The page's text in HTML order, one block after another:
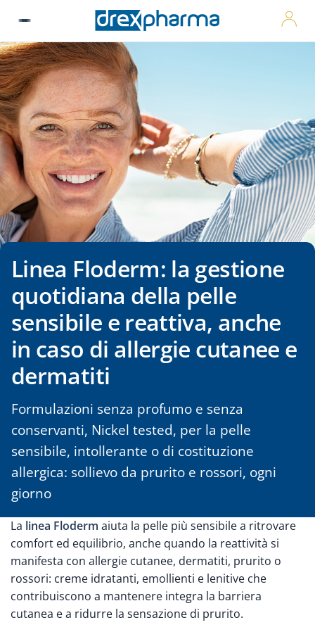
Linea Floderm: la gestione
quotidiana della pelle
sensibile e reattiva, anche
in caso di allergie cutanee e
dermatiti
Formulazioni senza profumo e senza
conservanti, Nickel tested, per la pelle
sensibile, intollerante o di costituzione
allergica: sollievo da prurito e rossori, ogni
giorno
La linea Floderm aiuta la pelle più sensibile a ritrovare
comfort ed equilibrio, anche quando la reattività si
manifesta con allergie cutanee, dermatiti, prurito o
rossori: creme idratanti, emollienti e lenitive che
contribuiscono a mantenere integra la barriera
cutanea e a ridurre la sensazione di prurito.